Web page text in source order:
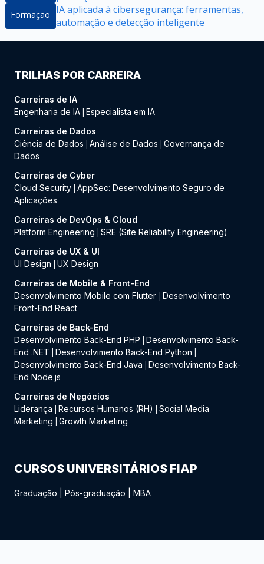
Formação
IA aplicada à cibersegurança: ferramentas,
automação e detecção inteligente
TRILHAS POR CARREIRA
Carreiras de IA
Engenharia de IA Especialista em IA
Carreiras de Dados
Ciência de Dados
Análise de Dados
Governança de
Dados
Carreiras de Cyber
Cloud Security AppSec: Desenvolvimento Seguro de
Aplicações
Carreiras de DevOps & Cloud
Platform Engineering
SRE (Site Reliability Engineering)
Carreiras de UX & UI
UI Design
UX Design
Carreiras de Mobile & Front-End
Desenvolvimento Mobile com Flutter
Desenvolvimento
Front-End React
Carreiras de Back-End
Desenvolvimento Back-End PHP
Desenvolvimento Back-
End .NET
Desenvolvimento Back-End Python
Desenvolvimento Back-End Java
Desenvolvimento Back-
End Node.js
Carreiras de Negócios
Liderança
Recursos Humanos (RH)
Social Media
Marketing
Growth Marketing
CURSOS UNIVERSITÁRIOS FIAP
Graduação Pós-graduação MBA